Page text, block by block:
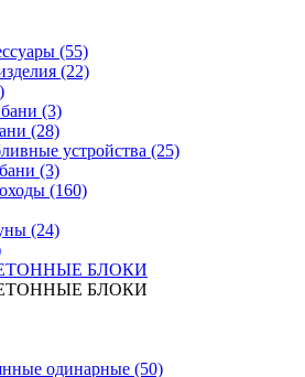
(55)
(22)
(3)
(28)
устройства (25)
(3)
(160)
(24)
БЛОКИ
БЛОКИ
одинарные (50)